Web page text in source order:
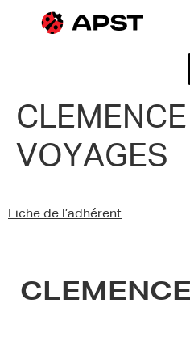
Qui sommes-nous ?
Vous êtes un voyageur
CLEMENCE
VOYAGES
Fiche de l’adhérent